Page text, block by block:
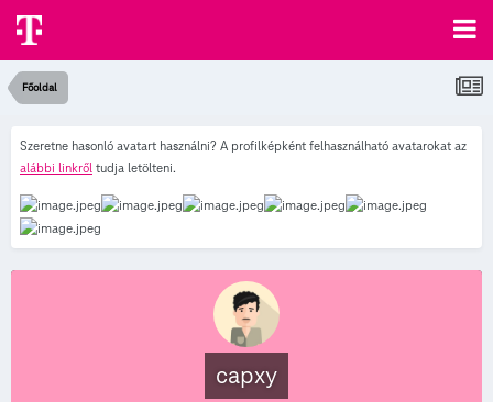
Főoldal
Szeretne hasonló avatart használni? A profilképként felhasználható avatarokat az
alábbi linkről tudja letölteni.
capxy